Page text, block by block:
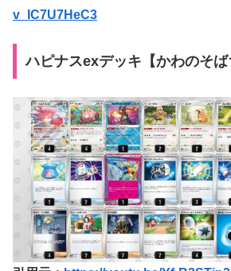
v_IC7U7HeC3
ハピナスexデッキ【かわのそば